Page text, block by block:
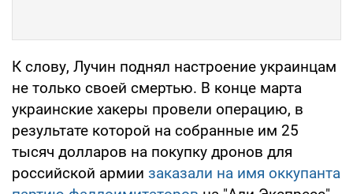
К слову, Лучин поднял настроение украинцам
не только своей смертью. В конце марта
украинские хакеры провели операцию, в
результате которой на собранные им 25
тысяч долларов на покупку дронов для
российской армии заказали на имя оккупанта